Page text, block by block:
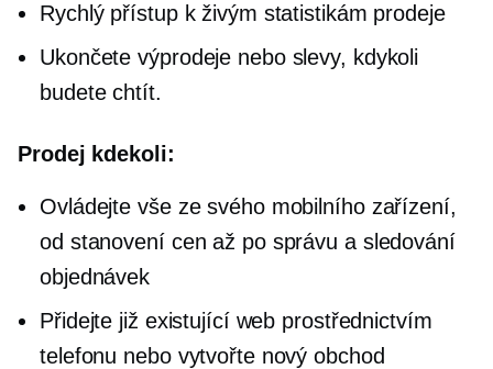
Rychlý přístup k živým statistikám prodeje
Ukončete výprodeje nebo slevy, kdykoli
budete chtít.
Prodej kdekoli:
Ovládejte vše ze svého mobilního zařízení,
od stanovení cen až po správu a sledování
objednávek
Přidejte již existující web prostřednictvím
telefonu nebo vytvořte nový obchod